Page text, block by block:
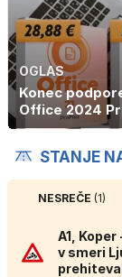
OGLAS
Konec
Office 2024
STANJE
NESREČE(1)
A1,
v smeri